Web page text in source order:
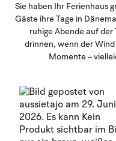
Sie haben Ihr Ferienhaus
Gäste ihre Tage in
ruhige Abende auf
drinnen, wenn der
Momente –